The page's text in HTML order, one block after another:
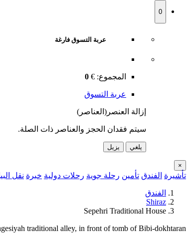
0
عربة التسوق فارغة
المجموع: €
0
عربة التسوق
إزالة العنصر(العناصر)
سيتم فقدان الحجز والعناصر ذات الصلة.
يلغي يزيل
×
تأشيرة الفندق تأمين رحلة جوية رحلات دولية خبرة نقل
الفندق
Shiraz
Sepehri Traditional House
traditional alley, in front of tomb of Bibi-dokhtaran